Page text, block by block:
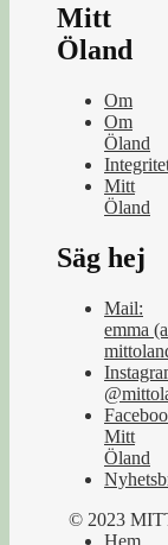
Mitt
Öland
Om
Om
Öland
Mitt
Öland
Säg hej
Mail:
emma
Mitt
Öland
© 2023
Hem